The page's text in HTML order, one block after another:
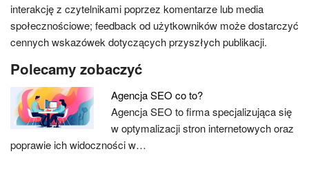
interakcję z czytelnikami poprzez komentarze lub media
społecznościowe; feedback od użytkowników może dostarczyć
cennych wskazówek dotyczących przyszłych publikacji.
Polecamy zobaczyć
Agencja SEO co to?
Agencja SEO to firma specjalizująca się
w optymalizacji stron internetowych oraz
poprawie ich widoczności w…